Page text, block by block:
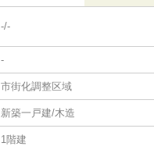
-/-
-
市街化調整区域
新築一戸建/木造
1階建